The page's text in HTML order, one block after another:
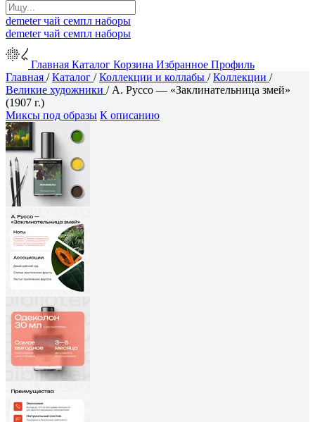
demeterчай семпл наборы
demeterчай семпл наборы
Главная Каталог Корзина Избранное Профиль
Главная /Каталог /Коллекции и коллабы /Коллекции /
Великие художники / А. Руссо — «Заклинательница змей»
(1907 г.)
Миксы под образы К описанию